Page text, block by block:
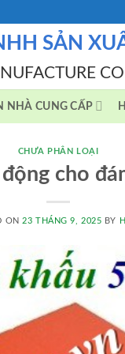
SẢN
NHÀ CUNG CẤP
CHƯA PHÂN LOẠI
cho
ON23 THÁNG 9, 2025 BY